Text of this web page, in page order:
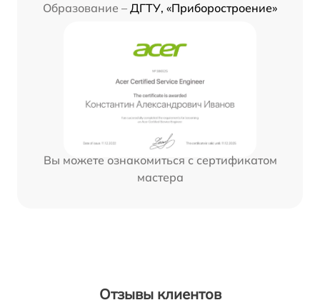
Образование – ДГТУ, «Приборостроение»
Вы можете ознакомиться с сертификатом
мастера
Отзывы клиентов